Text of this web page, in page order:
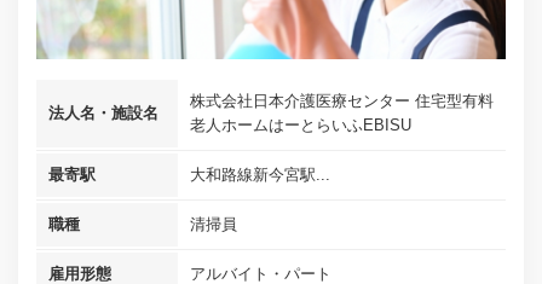
法人名・施設名
株式会社日本介護医療センター 住宅型有料
老人ホームはーとらいふEBISU
最寄駅 大和路線新今宮駅...
職種 清掃員
雇用形態 アルバイト・パート